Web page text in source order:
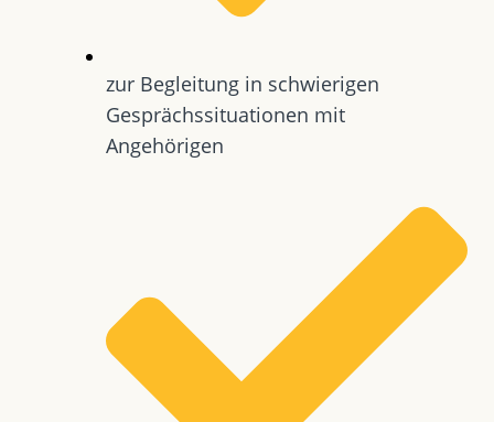
zur Begleitung in schwierigen
Gesprächssituationen mit
Angehörigen